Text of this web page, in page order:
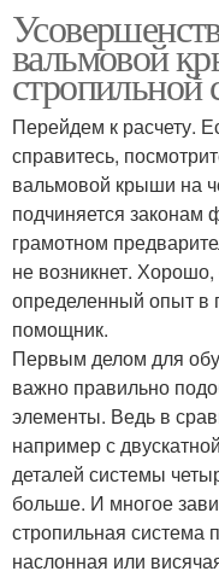
вальмовой
стропильной
Перейдем к расчету.
справитесь,
вальмовой крыши на
подчиняется законам
грамотном
не возникнет.
определенный опыт в
помощник.
Первым делом для
важно правильно
элементы. Ведь в
например с
деталей системы
больше. И многое
стропильная
наслонная или